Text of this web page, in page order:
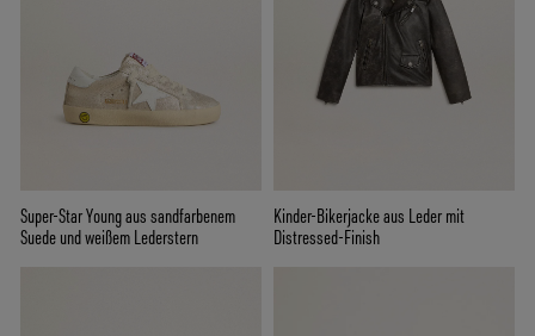
Super-Star Young aus sandfarbenem
Suede und weißem Lederstern
Kinder-Bikerjacke aus Leder mit
Distressed-Finish